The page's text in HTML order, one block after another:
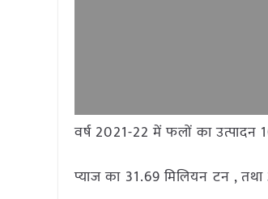
वर्ष 2021-22 में फलों का उत्पादन
प्याज का 31.69 मिलियन टन ,